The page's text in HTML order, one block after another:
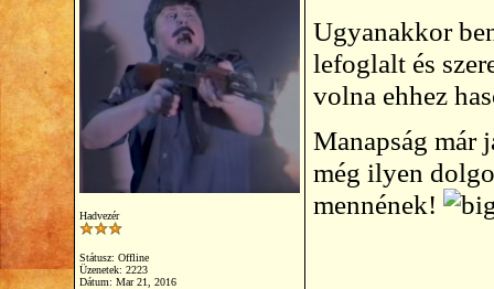
Hadvezér
Státusz: Offline
Üzenetek: 2223
Dátum: Mar 21, 2016
Ugyanakkor
lefoglalt és
volna ehhez
Manapság már
még ilyen
mennének!